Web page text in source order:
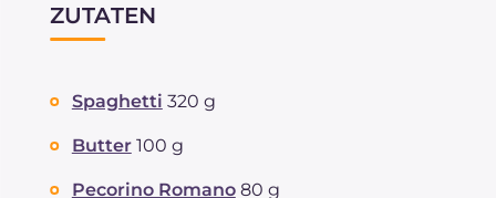
ZUTATEN
Spaghetti 320 g
Butter 100 g
Pecorino Romano 80 g